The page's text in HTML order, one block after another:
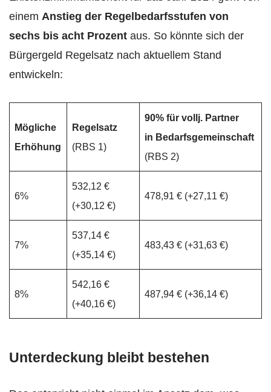
einem Anstieg der Regelbedarfsstufen von
sechs bis acht Prozent aus. So könnte sich der
Bürgergeld Regelsatz nach aktuellem Stand
entwickeln:
Mögliche
Erhöhung
Regelsatz
(RBS 1)
90% für vollj. Partner
in Bedarfsgemeinschaft
(RBS 2)
6%
532,12 €
(+30,12 €)
478,91 € (+27,11 €)
7%
537,14 €
(+35,14 €)
483,43 € (+31,63 €)
8%
542,16 €
(+40,16 €)
487,94 € (+36,14 €)
Unterdeckung bleibt bestehen